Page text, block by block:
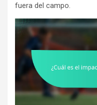
fuera del campo.